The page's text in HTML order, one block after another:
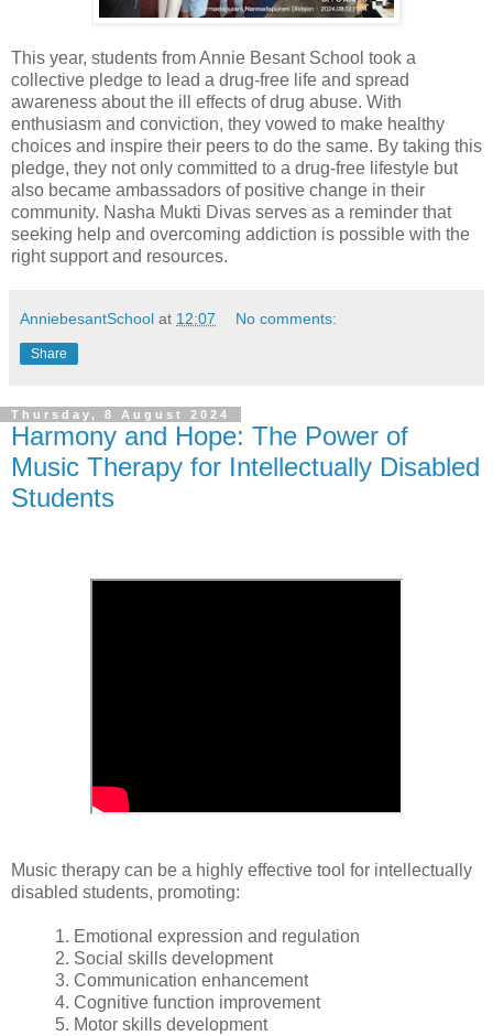
This year, students from Annie Besant School took a
collective pledge to lead a drug-free life and spread
awareness about the ill effects of drug abuse. With
enthusiasm and conviction, they vowed to make healthy
choices and inspire their peers to do the same. By taking this
pledge, they not only committed to a drug-free lifestyle but
also became ambassadors of positive change in their
community. Nasha Mukti Divas serves as a reminder that
seeking help and overcoming addiction is possible with the
right support and resources.
AnniebesantSchool at 12:07 No comments:
Share
Thursday, 8 August 2024
Harmony and Hope: The Power of
Music Therapy for Intellectually Disabled
Students
Music therapy can be a highly effective tool for intellectually
disabled students, promoting:
1. Emotional expression and regulation
2. Social skills development
3. Communication enhancement
4. Cognitive function improvement
5. Motor skills development